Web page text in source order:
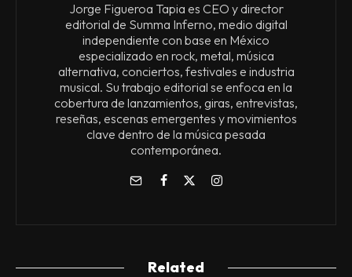
Jorge Figueroa Tapia es CEO y director
editorial de Summa Inferno, medio digital
independiente con base en México
especializado en rock, metal, música
alternativa, conciertos, festivales e industria
musical. Su trabajo editorial se enfoca en la
cobertura de lanzamientos, giras, entrevistas,
reseñas, escenas emergentes y movimientos
clave dentro de la música pesada
contemporánea.
Related